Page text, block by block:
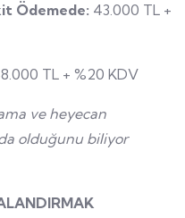
Ödemede: 43.000 TL +
TL + %20 KDV
ve heyecan
olduğunu biliyor